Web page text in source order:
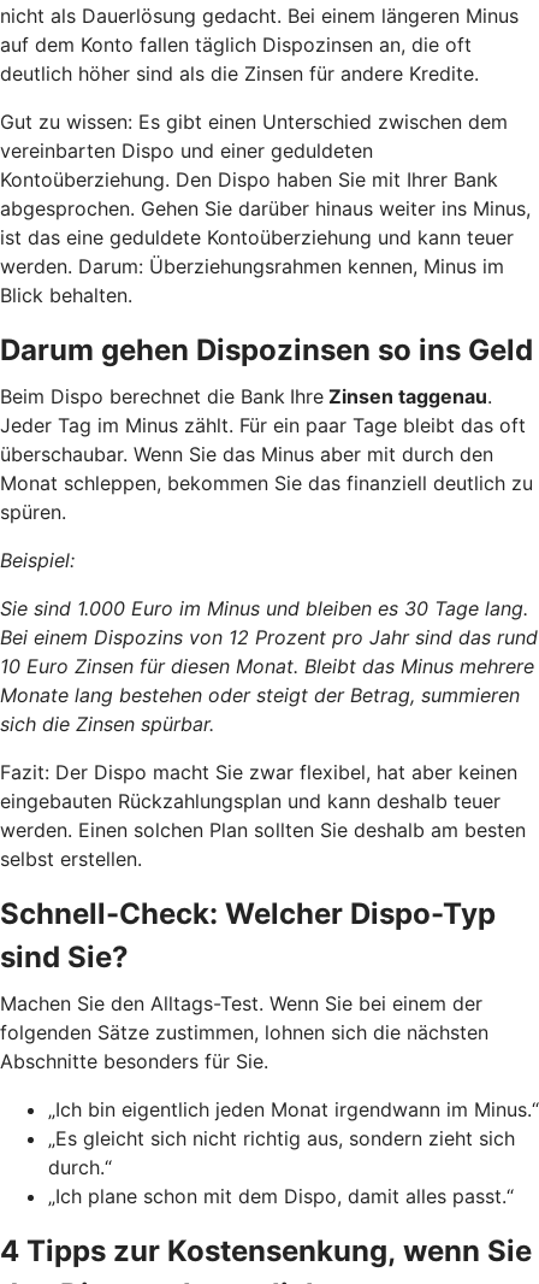
nicht als Dauerlösung gedacht. Bei einem längeren Minus
auf dem Konto fallen täglich Dispozinsen an, die oft
deutlich höher sind als die Zinsen für andere Kredite.
Gut zu wissen: Es gibt einen Unterschied zwischen dem
vereinbarten Dispo und einer geduldeten
Kontoüberziehung. Den Dispo haben Sie mit Ihrer Bank
abgesprochen. Gehen Sie darüber hinaus weiter ins Minus,
ist das eine geduldete Kontoüberziehung und kann teuer
werden. Darum: Überziehungsrahmen kennen, Minus im
Blick behalten.
Darum gehen Dispozinsen so ins Geld
Beim Dispo berechnet die Bank Ihre Zinsen taggenau.
Jeder Tag im Minus zählt. Für ein paar Tage bleibt das oft
überschaubar. Wenn Sie das Minus aber mit durch den
Monat schleppen, bekommen Sie das finanziell deutlich zu
spüren.
Beispiel:
Sie sind 1.000 Euro im Minus und bleiben es 30 Tage lang.
Bei einem Dispozins von 12 Prozent pro Jahr sind das rund
10 Euro Zinsen für diesen Monat. Bleibt das Minus mehrere
Monate lang bestehen oder steigt der Betrag, summieren
sich die Zinsen spürbar.
Fazit: Der Dispo macht Sie zwar flexibel, hat aber keinen
eingebauten Rückzahlungsplan und kann deshalb teuer
werden. Einen solchen Plan sollten Sie deshalb am besten
selbst erstellen.
Schnell-Check: Welcher Dispo-Typ
sind Sie?
Machen Sie den Alltags-Test. Wenn Sie bei einem der
folgenden Sätze zustimmen, lohnen sich die nächsten
Abschnitte besonders für Sie.
„Ich bin eigentlich jeden Monat irgendwann im Minus.“
„Es gleicht sich nicht richtig aus, sondern zieht sich
durch.“
„Ich plane schon mit dem Dispo, damit alles passt.“
4 Tipps zur Kostensenkung, wenn Sie